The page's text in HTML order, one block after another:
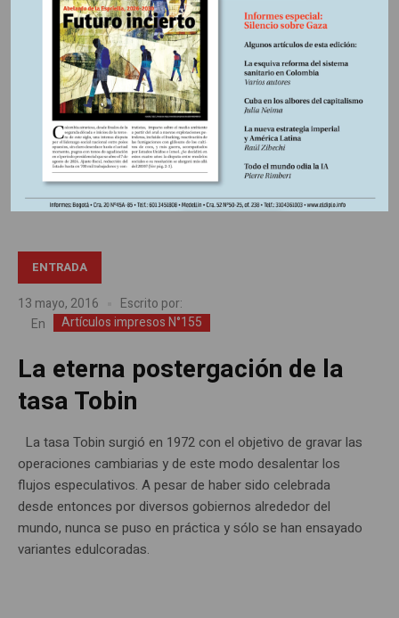
El nuevo recaudador cotiza en
Bolsa
A partir de los Panamá Papers, se colocó sobre el tapete la
evasión impositiva llevada a cabo por distintas empresas.
Pero la realidad indica que los privados recurren a diversas
estrategias para no pagar impuestos, principalmente
amparados por el Estado.
ENTRADA
13 mayo, 2016
Escrito por:
En
Artículos impresos N°155
La eterna postergación de la
tasa Tobin
La tasa Tobin surgió en 1972 con el objetivo de gravar las
operaciones cambiarias y de este modo desalentar los
flujos especulativos. A pesar de haber sido celebrada
desde entonces por diversos gobiernos alrededor del
mundo, nunca se puso en práctica y sólo se han ensayado
variantes edulcoradas.